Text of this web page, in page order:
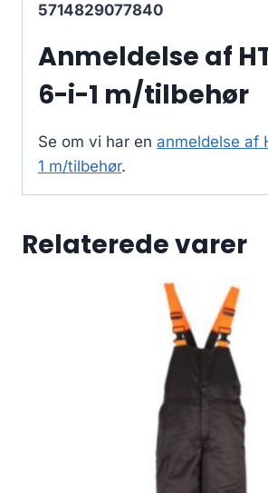
5714829077840
Anmeldelse af
6-i-1 m/tilbehør
Se om vi har en anmeldelse af
1 m/tilbehør.
Relaterede varer